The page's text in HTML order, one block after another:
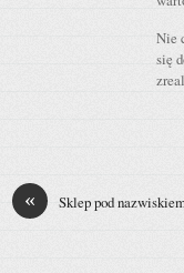
Nie
się
« Sklep pod